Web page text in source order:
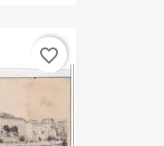
favorite_border